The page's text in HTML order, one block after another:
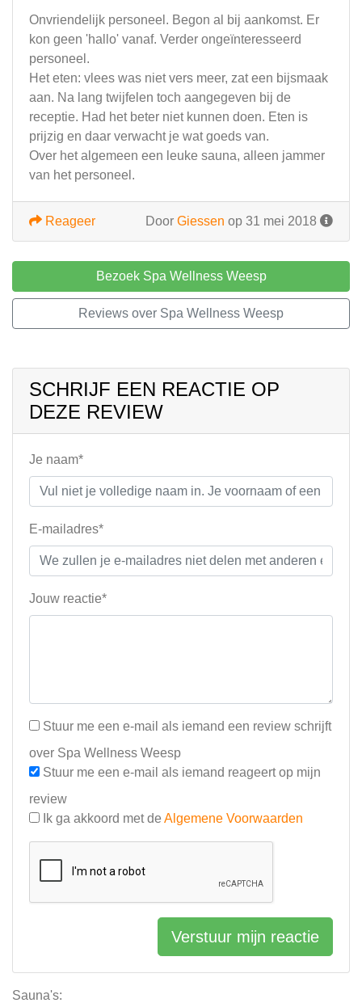
Sauna's:
Onvriendelijk personeel. Begon al bij aankomst. Er
kon geen 'hallo' vanaf. Verder ongeïnteresseerd
personeel.
Het eten: vlees was niet vers meer, zat een bijsmaak
aan. Na lang twijfelen toch aangegeven bij de
receptie. Had het beter niet kunnen doen. Eten is
prijzig en daar verwacht je wat goeds van.
Over het algemeen een leuke sauna, alleen jammer
van het personeel.
Door Giessen op 31 mei 2018
Reageer
Bezoek Spa Wellness Weesp
Reviews over Spa Wellness Weesp
SCHRIJF EEN REACTIE OP
DEZE REVIEW
Je naam*
E-mailadres*
Jouw reactie*
Stuur me een e-mail als iemand een review schrijft
over Spa Wellness Weesp
Stuur me een e-mail als iemand reageert op mijn
review
Ik ga akkoord met de Algemene Voorwaarden
Verstuur mijn reactie